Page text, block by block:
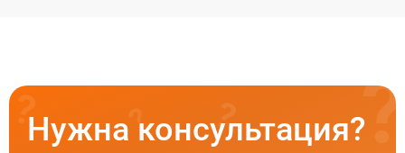
Нужна консультация?